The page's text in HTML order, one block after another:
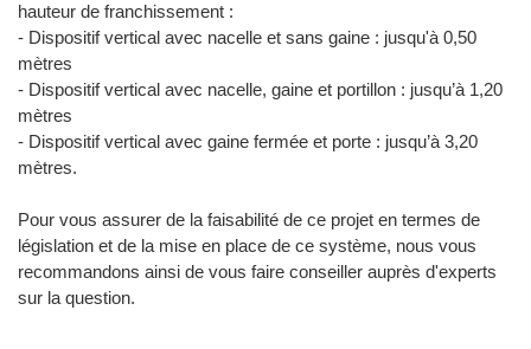
hauteur de franchissement :
- Dispositif vertical avec nacelle et sans gaine : jusqu'à 0,50
mètres
- Dispositif vertical avec nacelle, gaine et portillon : jusqu’à 1,20
mètres
- Dispositif vertical avec gaine fermée et porte : jusqu’à 3,20
mètres.
Pour vous assurer de la faisabilité de ce projet en termes de
législation et de la mise en place de ce système, nous vous
recommandons ainsi de vous faire conseiller auprès d'experts
sur la question.